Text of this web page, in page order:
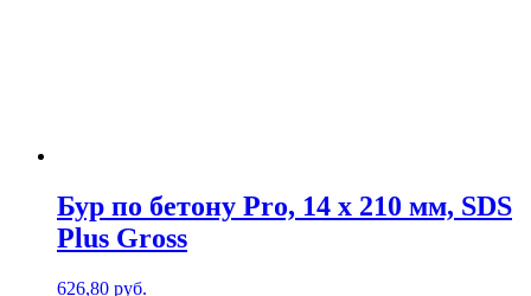
Бур по бетону Pro, 14 х 210 мм, SDS
Plus Gross
626,80 руб.